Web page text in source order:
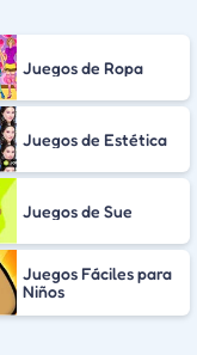
Juegos de Ropa
Juegos de Estética
Juegos de Sue
Juegos Fáciles para
Niños